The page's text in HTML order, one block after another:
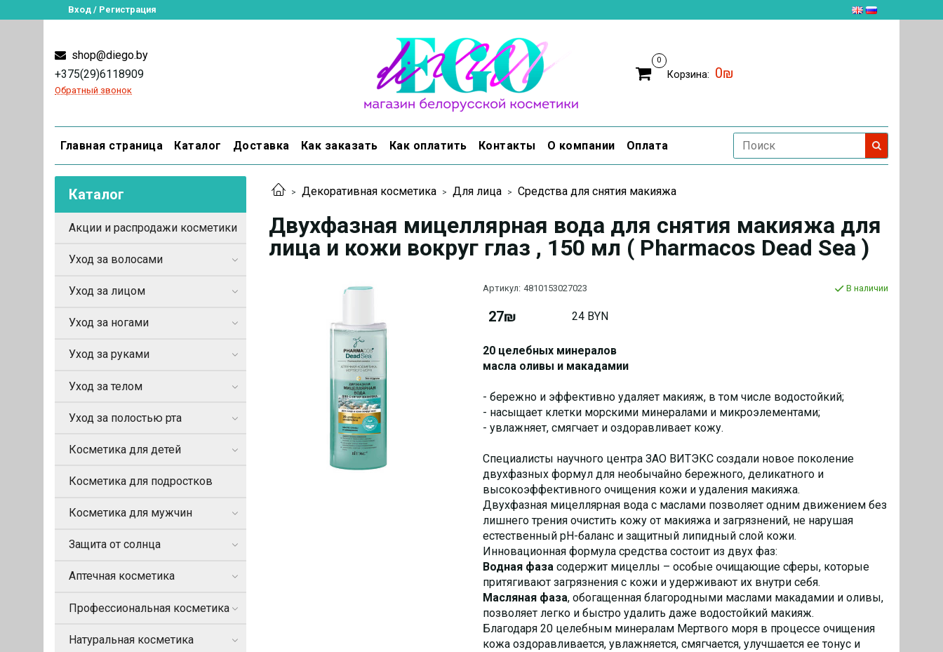
Вход / Регистрация
shop@diego.by
+375(29)6118909
Обратный звонок
0
Корзина: 0₪
Главная страница Каталог Доставка Как заказать Как оплатить Контакты О компании Оплата
Декоративная косметика Для лица Средства для снятия макияжа
Двухфазная мицеллярная вода для снятия макияжа для
лица и кожи вокруг глаз , 150 мл ( Pharmacos Dead Sea )
Артикул: 4810153027023 В наличии
27₪ 24 BYN
20 целебных минералов
масла оливы и макадамии
- бережно и эффективно удаляет макияж, в том числе водостойкий;
- насыщает клетки морскими минералами и микроэлементами;
- увлажняет, смягчает и оздоравливает кожу.
Специалисты научного центра ЗАО ВИТЭКС создали новое поколение
двухфазных формул для необычайно бережного, деликатного и
высокоэффективного очищения кожи и удаления макияжа.
Двухфазная мицеллярная вода с маслами позволяет одним движением без
лишнего трения очистить кожу от макияжа и загрязнений, не нарушая
естественный рН-баланс и защитный липидный слой кожи.
Инновационная формула средства состоит из двух фаз:
Водная фаза содержит мицеллы – особые очищающие сферы, которые
притягивают загрязнения с кожи и удерживают их внутри себя.
Масляная фаза, обогащенная благородными маслами макадамии и оливы,
позволяет легко и быстро удалить даже водостойкий макияж.
Благодаря 20 целебным минералам Мертвого моря в процессе очищения
кожа оздоравливается, увлажняется, смягчается, улучшается ее тонус и
Каталог
Акции и распродажи косметики
Уход за волосами
Уход за лицом
Уход за ногами
Уход за руками
Уход за телом
Уход за полостью рта
Косметика для детей
Косметика для подростков
Косметика для мужчин
Защита от солнца
Аптечная косметика
Профессиональная косметика
Натуральная косметика